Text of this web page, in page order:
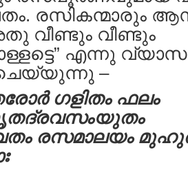
രസികന്മാരും
വീണ്ടും വീണ്ടും
എന്നു
–
ഗളിതം ഫലം
രസമാലയം